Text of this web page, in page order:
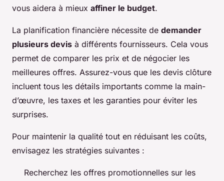
vous aidera à mieux affiner le budget.
La planification financière nécessite de demander
plusieurs devis à différents fournisseurs. Cela vous
permet de comparer les prix et de négocier les
meilleures offres. Assurez-vous que les devis clôture
incluent tous les détails importants comme la main-
d’œuvre, les taxes et les garanties pour éviter les
surprises.
Pour maintenir la qualité tout en réduisant les coûts,
envisagez les stratégies suivantes :
Recherchez les offres promotionnelles sur les